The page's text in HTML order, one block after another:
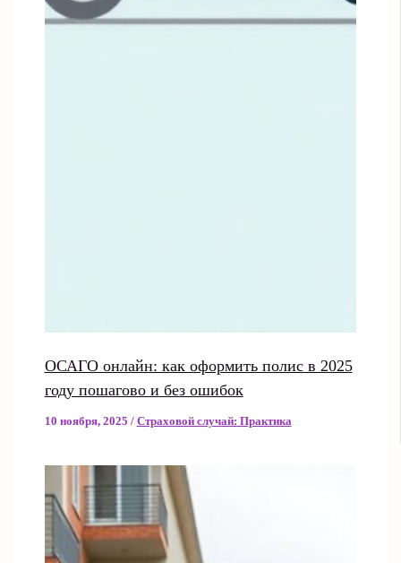
ОСАГО онлайн: как оформить полис в 2025
году пошагово и без ошибок
10 ноября, 2025 / Страховой случай: Практика